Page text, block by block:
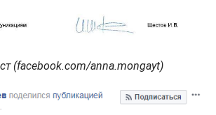
(facebook.com/anna.mongayt)